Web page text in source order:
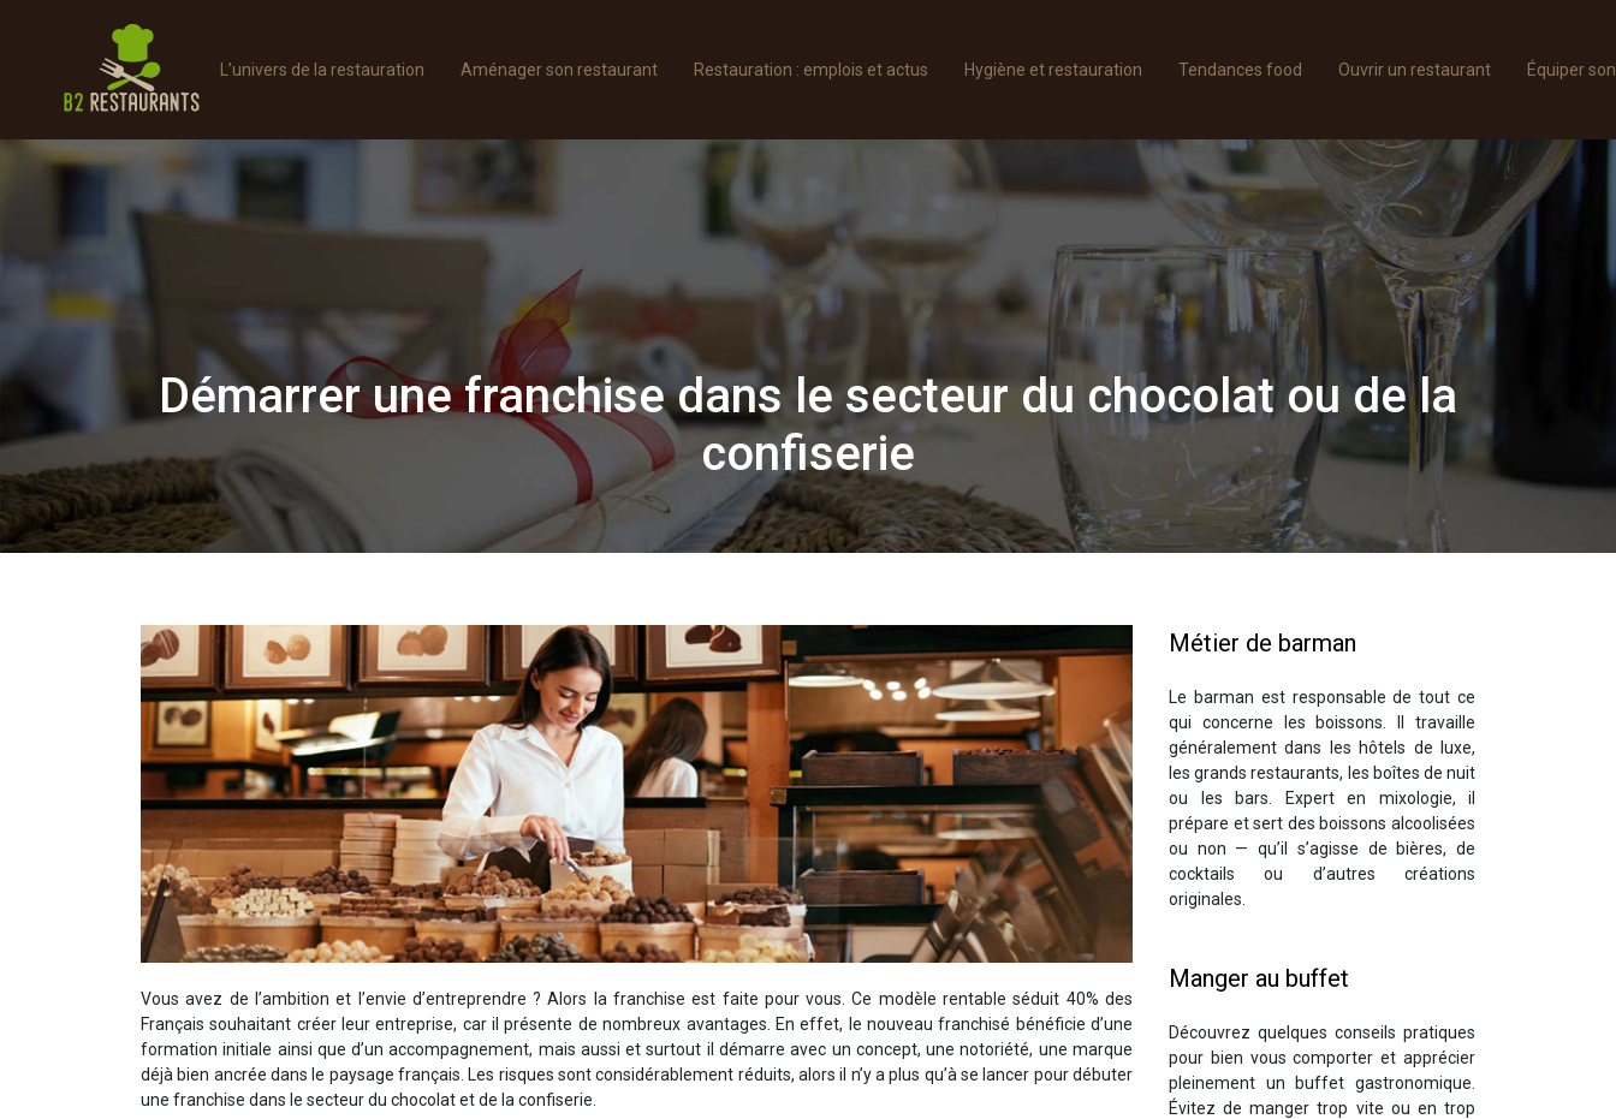
L’univers de la restauration Aménager son restaurant Restauration : emplois et actus Hygiène et restauration Tendances food Ouvrir un restaurant Équiper
Démarrer une franchise dans le secteur du chocolat ou de la
confiserie
Vous avez de l’ambition et l’envie d’entreprendre ? Alors la franchise est faite pour vous. Ce modèle rentable séduit 40% des
Français souhaitant créer leur entreprise, car il présente de nombreux avantages. En effet, le nouveau franchisé bénéficie d’une
formation initiale ainsi que d’un accompagnement, mais aussi et surtout il démarre avec un concept, une notoriété, une marque
déjà bien ancrée dans le paysage français. Les risques sont considérablement réduits, alors il n’y a plus qu’à se lancer pour débuter
une franchise dans le secteur du chocolat et de la confiserie.
Métier de barman
Le barman est responsable de tout ce
qui concerne les boissons. Il travaille
généralement dans les hôtels de luxe,
les grands restaurants, les boîtes de nuit
ou les bars. Expert en mixologie, il
prépare et sert des boissons alcoolisées
ou non — qu’il s’agisse de bières, de
cocktails ou d’autres créations
originales.
Manger au buffet
Découvrez quelques conseils pratiques
pour bien vous comporter et apprécier
pleinement un buffet gastronomique.
Évitez de manger trop vite ou en trop